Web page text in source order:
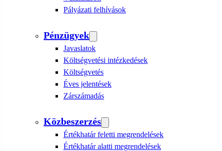
Pályázati felhívások
Pénzügyek
Javaslatok
Költségvetési intézkedések
Költségvetés
Éves jelentések
Zárszámadás
Közbeszerzés
Értékhatár feletti megrendelések
Értékhatár alatti megrendelések